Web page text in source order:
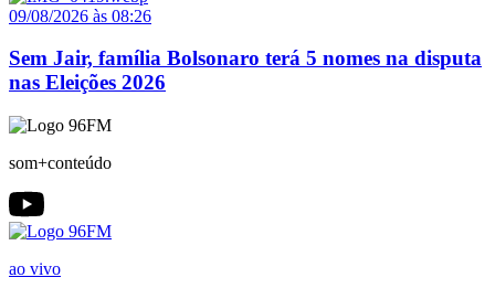
09/08/2026 às 08:26
Sem Jair, família Bolsonaro terá 5 nomes na disputa
nas Eleições 2026
som+conteúdo
ao vivo